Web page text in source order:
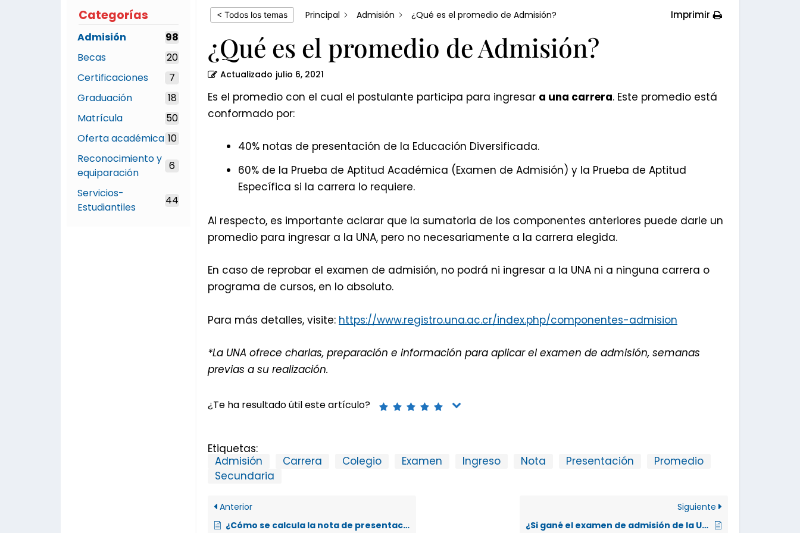
Categorías
Admisión
98
Becas
20
Certificaciones
7
Graduación
18
Matrícula
50
Oferta académica 10
Reconocimiento y
equiparación
6
Servicios-
Estudiantiles
44
< Todos los temas Principal Admisión ¿Qué es el promedio de Admisión? Imprimir
¿Qué es el promedio de Admisión?
Actualizado julio 6, 2021
Es el promedio con el cual el postulante participa para ingresar a una carrera. Este promedio está
conformado por:
40% notas de presentación de la Educación Diversificada.
60% de la Prueba de Aptitud Académica (Examen de Admisión) y la Prueba de Aptitud
Específica si la carrera lo requiere.
Al respecto, es importante aclarar que la sumatoria de los componentes anteriores puede darle un
promedio para ingresar a la UNA, pero no necesariamente a la carrera elegida.
En caso de reprobar el examen de admisión, no podrá ni ingresar a la UNA ni a ninguna carrera o
programa de cursos, en lo absoluto.
Para más detalles, visite: https://www.registro.una.ac.cr/index.php/componentes-admision
*La UNA ofrece charlas, preparación e información para aplicar el examen de admisión, semanas
previas a su realización.
¿Te ha resultado útil este artículo?
Etiquetas:
Admisión
Carrera Colegio Examen Ingreso Nota Presentación
Promedio
Secundaria
Anterior
¿Cómo se calcula la nota de presentación para población estudiantil actual o egresada en las modalidades de Educación Abierta?
Siguiente
¿Si gané el examen de admisión de la UCR, me sirve para entrar a la UNA?